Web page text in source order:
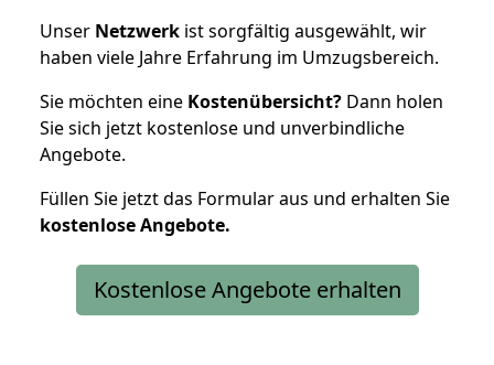
Unser Netzwerk ist sorgfältig ausgewählt, wir
haben viele Jahre Erfahrung im Umzugsbereich.
Sie möchten eine Kostenübersicht? Dann holen
Sie sich jetzt kostenlose und unverbindliche
Angebote.
Füllen Sie jetzt das Formular aus und erhalten Sie
kostenloseAngebote.
Kostenlose Angebote erhalten